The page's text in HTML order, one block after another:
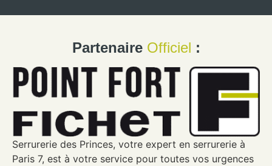
Partenaire Officiel :
Serrurerie des Princes, votre expert en serrurerie à
Paris 7, est à votre service pour toutes vos urgences